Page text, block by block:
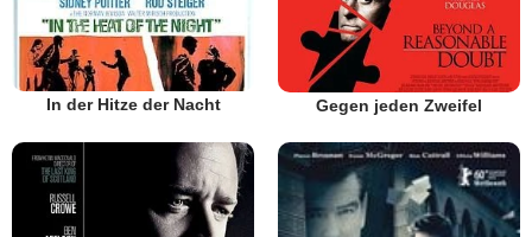
In der Hitze der Nacht Gegen jeden Zweifel